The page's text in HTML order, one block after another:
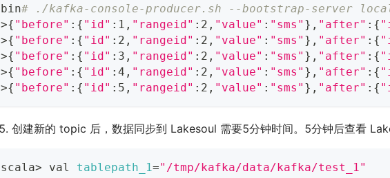
bin# ./kafka-console-producer.sh --bootstrap-server
>{ "before" : { "id" :1, "rangeid" :2, "value" : "sms" } , "after" : {
>{ "before" : { "id" :2, "rangeid" :2, "value" : "sms" } , "after" : {
>{ "before" : { "id" :3, "rangeid" :2, "value" : "sms" } , "after" : {
>{ "before" : { "id" :4, "rangeid" :2, "value" : "sms" } , "after" : {
>{ "before" : { "id" :5, "rangeid" :2, "value" : "sms" } , "after" : {
创建新的 topic 后，数据同步到 Lakesoul 需要5分钟时间。5分钟后查看
scala> val tablepath_1="/tmp/kafka/data/kafka/test_1"